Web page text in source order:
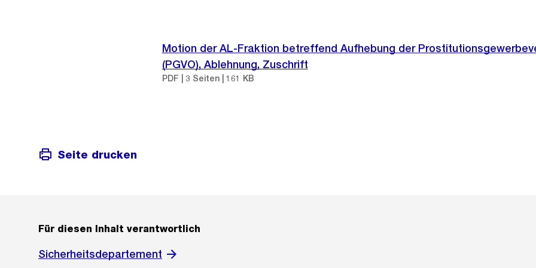
Motion der AL-Fraktion betreffend Aufhebung der
(PGVO), Ablehnung, Zuschrift
PDF | 3 Seiten | 161 KB
Seite drucken
Für diesen Inhalt verantwortlich
Sicherheitsdepartement